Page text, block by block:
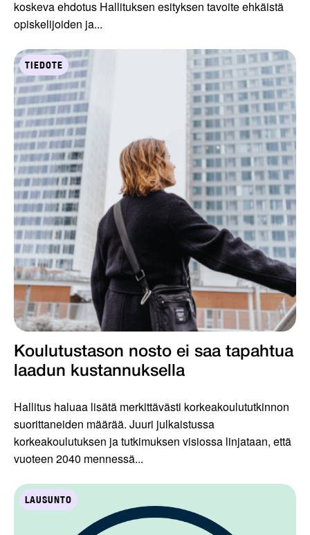
koskeva ehdotus Hallituksen esityksen tavoite ehkäistä
opiskelijoiden ja...
TIEDOTE
Koulutustason nosto ei saa tapahtua
laadun kustannuksella
Hallitus haluaa lisätä merkittävästi korkeakoulututkinnon
suorittaneiden määrää. Juuri julkaistussa
korkeakoulutuksen ja tutkimuksen visiossa linjataan, että
vuoteen 2040 mennessä...
LAUSUNTO